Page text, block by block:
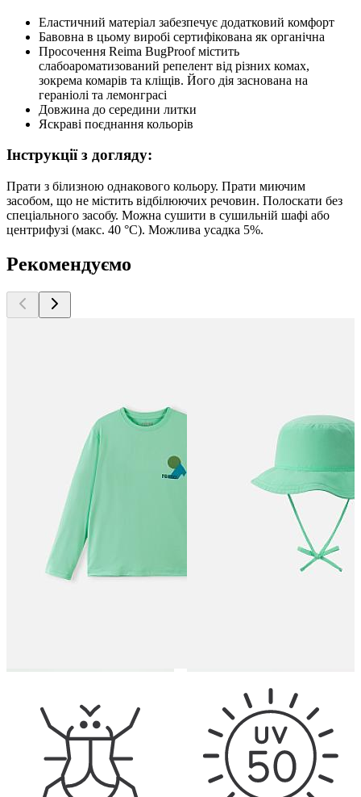
Еластичний матеріал забезпечує додатковий комфорт
Бавовна в цьому виробі сертифікована як органічна
Просочення Reima BugProof містить
слабоароматизований репелент від різних комах,
зокрема комарів та кліщів. Його дія заснована на
гераніолі та лемонграсі
Довжина до середини литки
Яскраві поєднання кольорів
Інструкції з догляду:
Прати з білизною однакового кольору. Прати миючим
засобом, що не містить відбілюючих речовин. Полоскати без
спеціального засобу. Можна сушити в сушильній шафі або
центрифузі (макс. 40 °C). Можлива усадка 5%.
Рекомендуємо